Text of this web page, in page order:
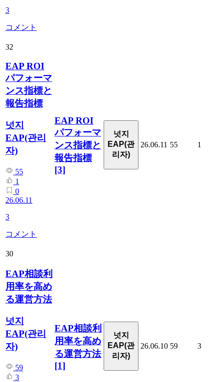
3
コメント
32
EAP ROI
パフォーマ
ンス指標と
報告指標
넛지
EAP(관리
자)
55
1
0
26.06.11
3
コメント
EAP ROI
パフォーマ
ンス指標と
報告指標
[3]
넛지
EAP(관
리자)
26.06.11 55 1
30
EAP相談利
用率を高め
る運営方法
넛지
EAP(관리
자)
59
3
EAP相談利
用率を高め
る運営方法
[1]
넛지
EAP(관
리자)
26.06.10 59 3